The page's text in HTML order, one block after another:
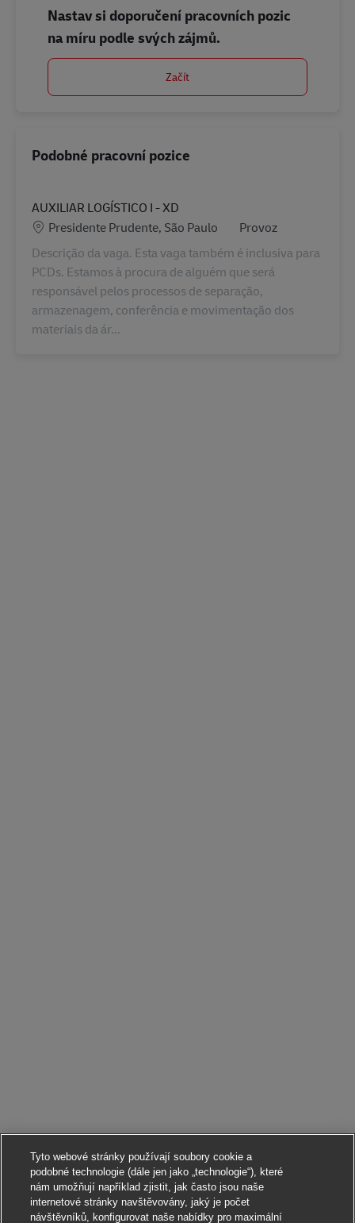
Nastav si doporučení pracovních pozic
na míru podle svých zájmů.
Začít
Podobné pracovní pozice
AUXILIAR LOGÍSTICO I - XD
Location
Presidente Prudente, São Paulo Kategorie
Provoz
Descrição da vaga. Esta vaga também é inclusiva para
PCDs. Estamos à procura de alguém que será
responsável pelos processos de separação,
armazenagem, conferência e movimentação dos
materiais da ár...
Tyto webové stránky používají soubory cookie a
podobné technologie (dále jen jako „technologie“), které
nám umožňují například zjistit, jak často jsou naše
internetové stránky navštěvovány, jaký je počet
návštěvníků, konfigurovat naše nabídky pro maximální